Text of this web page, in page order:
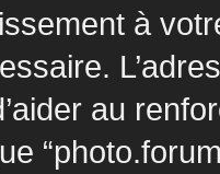
à
au